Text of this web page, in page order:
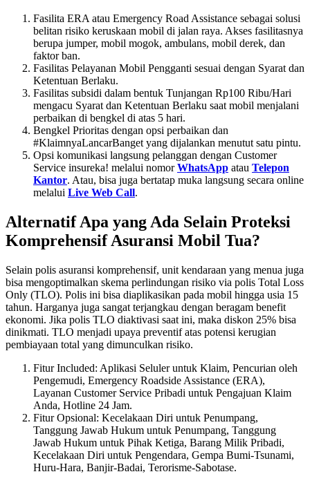
Fasilita ERA atau Emergency Road Assistance sebagai solusi
belitan risiko keruskaan mobil di jalan raya. Akses fasilitasnya
berupa jumper, mobil mogok, ambulans, mobil derek, dan
faktor ban.
Fasilitas Pelayanan Mobil Pengganti sesuai dengan Syarat dan
Ketentuan Berlaku.
Fasilitas subsidi dalam bentuk Tunjangan Rp100 Ribu/Hari
mengacu Syarat dan Ketentuan Berlaku saat mobil menjalani
perbaikan di bengkel di atas 5 hari.
Bengkel Prioritas dengan opsi perbaikan dan
#KlaimnyaLancarBanget yang dijalankan menutut satu pintu.
Opsi komunikasi langsung pelanggan dengan Customer
Service insureka! melalui nomorWhatsApp atau Telepon
Kantor. Atau, bisa juga bertatap muka langsung secara online
melalui Live Web Call.
Alternatif Apa yang Ada Selain Proteksi
Komprehensif Asuransi Mobil Tua?
Selain polis asuransi komprehensif, unit kendaraan yang menua juga
bisa mengoptimalkan skema perlindungan risiko via polis Total Loss
Only (TLO). Polis ini bisa diaplikasikan pada mobil hingga usia 15
tahun. Harganya juga sangat terjangkau dengan beragam benefit
ekonomi. Jika polis TLO diaktivasi saat ini, maka diskon 25% bisa
dinikmati. TLO menjadi upaya preventif atas potensi kerugian
pembiayaan total yang dimunculkan risiko.
Fitur Included: Aplikasi Seluler untuk Klaim, Pencurian oleh
Pengemudi, Emergency Roadside Assistance (ERA),
Layanan Customer Service Pribadi untuk Pengajuan Klaim
Anda, Hotline 24 Jam.
Fitur Opsional: Kecelakaan Diri untuk Penumpang,
Tanggung Jawab Hukum untuk Penumpang, Tanggung
Jawab Hukum untuk Pihak Ketiga, Barang Milik Pribadi,
Kecelakaan Diri untuk Pengendara, Gempa Bumi-Tsunami,
Huru-Hara, Banjir-Badai, Terorisme-Sabotase.